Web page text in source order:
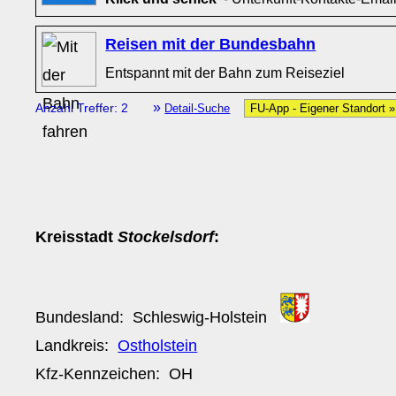
Reisen mit der Bundesbahn
Entspannt mit der Bahn zum Reiseziel
Anzahl Treffer: 2 » Detail-Suche FU-App - Eigener Standort
KreisstadtStockelsdorf:
Bundesland: Schleswig-Holstein
Landkreis:Ostholstein
Kfz-Kennzeichen:OH